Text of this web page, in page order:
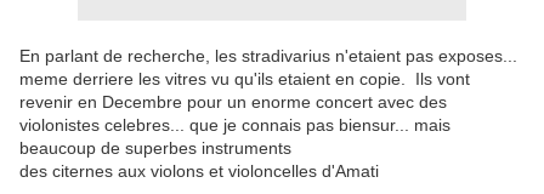
En parlant de recherche, les stradivarius n'etaient pas exposes...
meme derriere les vitres vu qu'ils etaient en copie. Ils vont
revenir en Decembre pour un enorme concert avec des
violonistes celebres... que je connais pas biensur... mais
beaucoup de superbes instruments
des citernes aux violons et violoncelles d'Amati